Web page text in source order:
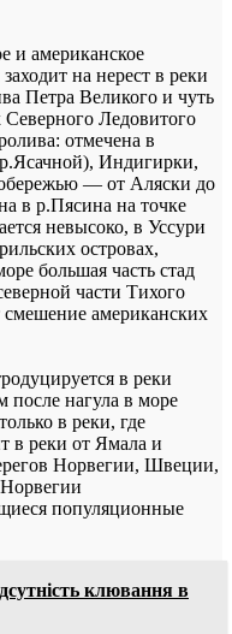
и американское
на нерест в реки
Петра Великого и чуть
Северного Ледовитого
отмечена в
Индигирки,
— от Аляски до
в р.Пясина на точке
невысоко, в Уссури
островах,
большая часть стад
части Тихого
смешение американских
в реки
после нагула в море
в реки, где
в реки от Ямала и
Норвегии, Швеции,
популяционные
клювання в